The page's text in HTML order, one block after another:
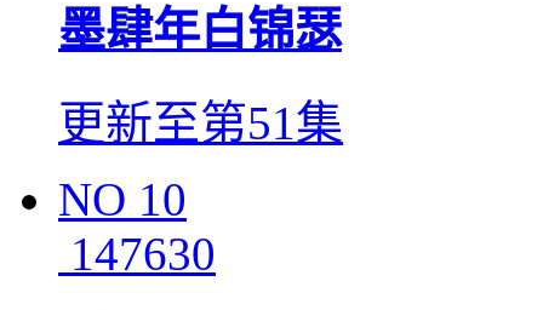
墨肆年白锦瑟
更新至第51集
NO 10
147630